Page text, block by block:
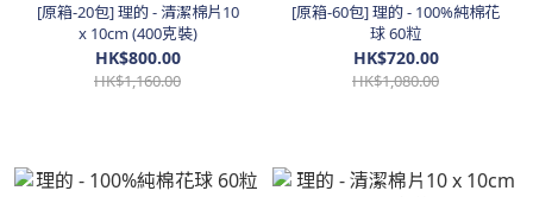
[原箱-20包] 理的 - 清潔棉片10
x 10cm (400克裝)
HK$800.00
HK$1,160.00
[原箱-60包] 理的 - 100%純棉花
球 60粒
HK$720.00
HK$1,080.00